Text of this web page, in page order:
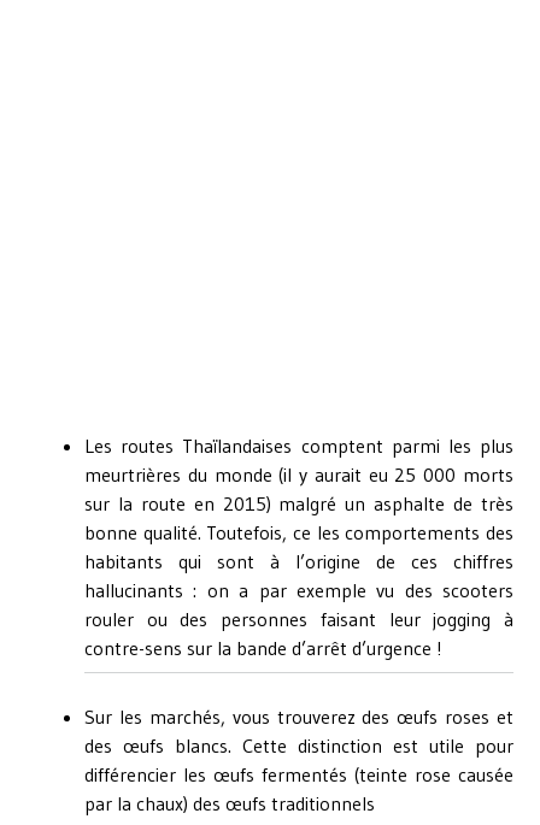
Les routes Thaïlandaises comptent parmi les plus
meurtrières du monde (il y aurait eu 25 000 morts
sur la route en 2015) malgré un asphalte de très
bonne qualité. Toutefois, ce les comportements des
habitants qui sont à l’origine de ces chiffres
hallucinants : on a par exemple vu des scooters
rouler ou des personnes faisant leur jogging à
contre-sens sur la bande d’arrêt d’urgence !
Sur les marchés, vous trouverez des œufs roses et
des œufs blancs. Cette distinction est utile pour
différencier les œufs fermentés (teinte rose causée
par la chaux) des œufs traditionnels